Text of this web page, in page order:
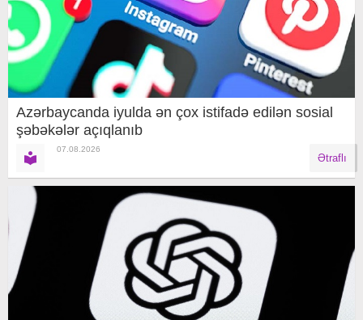
Azərbaycanda iyulda ən çox istifadə edilən sosial
şəbəkələr açıqlanıb
07.08.2026
Ətraflı